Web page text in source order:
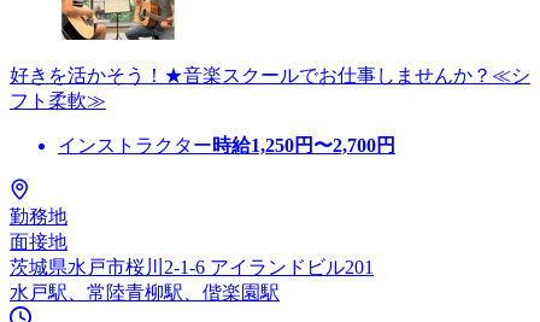
好きを活かそう！★音楽スクールでお仕事しませんか？≪シ
フト柔軟≫
インストラクター時給1,250円〜2,700円
勤務地
面接地
茨城県水戸市桜川2-1-6 アイランドビル201
水戸駅、常陸青柳駅、偕楽園駅